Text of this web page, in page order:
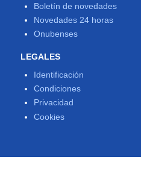
Boletín de novedades
Novedades 24 horas
Onubenses
LEGALES
Identificación
Condiciones
Privacidad
Cookies